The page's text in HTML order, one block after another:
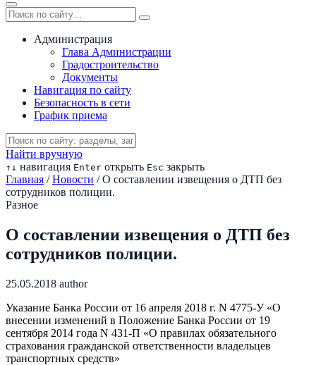
Администрация
Глава Администрации
Градостроительство
Документы
Навигация по сайту
Безопасность в сети
График приема
Найти вручную
↑ ↓ навигация Enter открыть Esc закрыть
Главная / Новости / О составлении извещения о ДТП без
сотрудников полиции.
Разное
О составлении извещения о ДТП без
сотрудников полиции.
25.05.2018 author
Указание Банка России от 16 апреля 2018 г. N 4775-У «О
внесении изменений в Положение Банка России от 19
сентября 2014 года N 431-П «О правилах обязательного
страхования гражданской ответственности владельцев
транспортных средств»